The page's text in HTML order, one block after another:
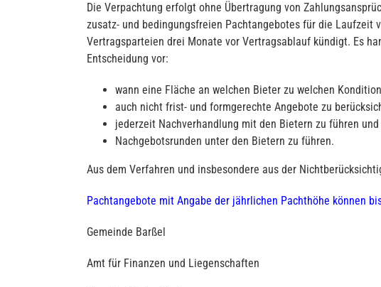
Die Verpachtung erfolgt ohne Übertragung von
zusatz- und bedingungsfreien Pachtangebotes für die
Vertragsparteien drei Monate vor Vertragsablauf kündigt. Es
Entscheidung vor:
wann eine Fläche an welchen Bieter zu welchen
auch nicht frist- und formgerechte Angebote zu
jederzeit Nachverhandlung mit den Bietern zu führen und
Nachgebotsrunden unter den Bietern zu führen.
Aus dem Verfahren und insbesondere aus der
Pachtangebote mit Angabe der jährlichen Pachthöhe können
Gemeinde Barßel
Amt für Finanzen und Liegenschaften